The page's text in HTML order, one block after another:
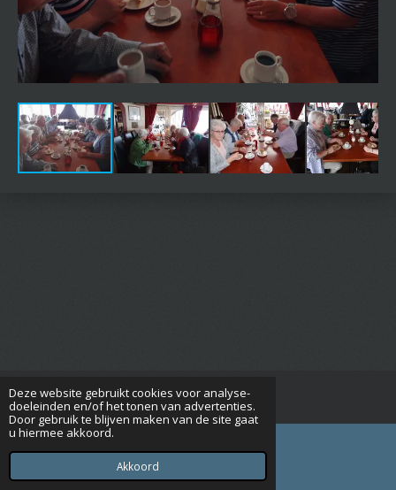
Deze website gebruikt cookies voor analyse-
doeleinden en/of het tonen van advertenties.
Door gebruik te blijven maken van de site gaat
u hiermee akkoord.
Akkoord
© 2015 - 2026 Seniorenverenigingrijsbergen.nl